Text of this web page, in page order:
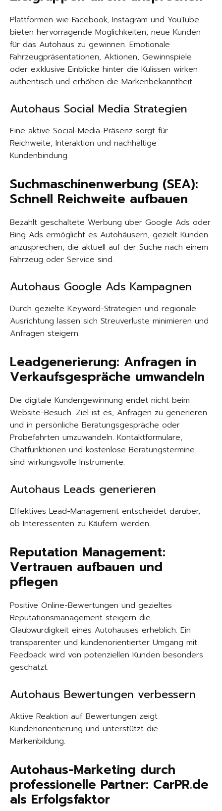
Plattformen wie Facebook, Instagram und YouTube
bieten hervorragende Möglichkeiten, neue Kunden
für das Autohaus zu gewinnen. Emotionale
Fahrzeugpräsentationen, Aktionen, Gewinnspiele
oder exklusive Einblicke hinter die Kulissen wirken
authentisch und erhöhen die Markenbekanntheit.
Autohaus Social Media Strategien
Eine aktive Social-Media-Präsenz sorgt für
Reichweite, Interaktion und nachhaltige
Kundenbindung.
Suchmaschinenwerbung (SEA):
Schnell Reichweite aufbauen
Bezahlt geschaltete Werbung über Google Ads oder
Bing Ads ermöglicht es Autohäusern, gezielt Kunden
anzusprechen, die aktuell auf der Suche nach einem
Fahrzeug oder Service sind.
Autohaus Google Ads Kampagnen
Durch gezielte Keyword-Strategien und regionale
Ausrichtung lassen sich Streuverluste minimieren und
Anfragen steigern.
Leadgenerierung: Anfragen in
Verkaufsgespräche umwandeln
Die digitale Kundengewinnung endet nicht beim
Website-Besuch. Ziel ist es, Anfragen zu generieren
und in persönliche Beratungsgespräche oder
Probefahrten umzuwandeln. Kontaktformulare,
Chatfunktionen und kostenlose Beratungstermine
sind wirkungsvolle Instrumente.
Autohaus Leads generieren
Effektives Lead-Management entscheidet darüber,
ob Interessenten zu Käufern werden.
Reputation Management:
Vertrauen aufbauen und
pflegen
Positive Online-Bewertungen und gezieltes
Reputationsmanagement steigern die
Glaubwürdigkeit eines Autohauses erheblich. Ein
transparenter und kundenorientierter Umgang mit
Feedback wird von potenziellen Kunden besonders
geschätzt.
Autohaus Bewertungen verbessern
Aktive Reaktion auf Bewertungen zeigt
Kundenorientierung und unterstützt die
Markenbildung.
Autohaus-Marketing durch
professionelle Partner: CarPR.de
als Erfolgsfaktor